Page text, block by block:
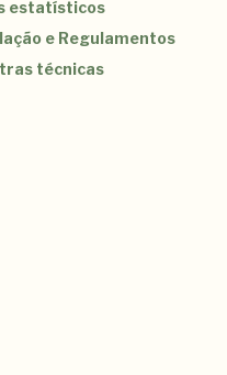
estatísticos
e Regulamentos
técnicas